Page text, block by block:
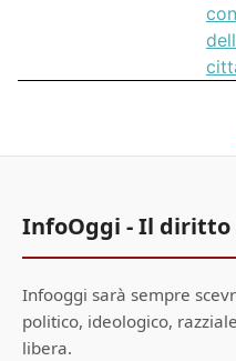
InfoOggi - Il diritto
Infooggi sarà sempre
politico, ideologico,
libera.